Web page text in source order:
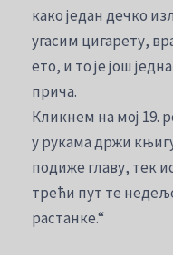
како један дечко
угасим цигарету,
ето, и то је још
прича.
Кликнем на мој 19.
у рукама држи
подиже главу, тек
трећи пут те
растанке.“